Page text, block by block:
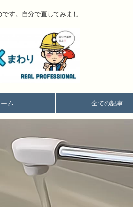
す。自分で直してみまし
ム 全ての記事